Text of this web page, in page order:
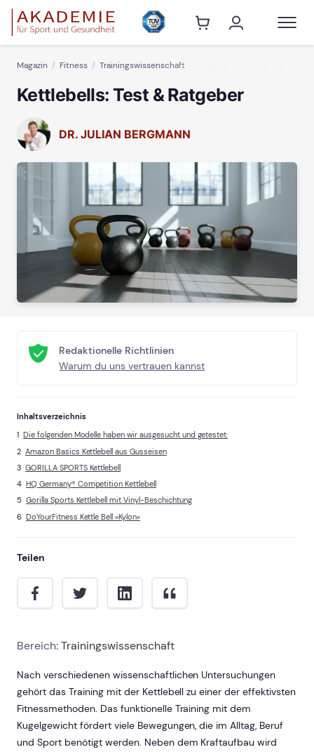
Magazin Fitness Trainingswissenschaft
Kettlebells: Test & Ratgeber
DR. JULIAN BERGMANN
Redaktionelle Richtlinien
Warum du uns vertrauen kannst
Inhaltsverzeichnis
Die folgenden Modelle haben wir ausgesucht und getestet:
Amazon Basics Kettlebell aus Gusseisen
GORILLA SPORTS Kettlebell
HQ Germany® Competition Kettlebell
Gorilla Sports Kettlebell mit Vinyl-Beschichtung
DoYourFitness Kettle Bell »Kylon«
Teilen
Bereich:Trainingswissenschaft
Nach verschiedenen wissenschaftlichen Untersuchungen
gehört das Training mit der Kettlebell zu einer der effektivsten
Fitnessmethoden. Das funktionelle Training mit dem
Kugelgewicht fördert viele Bewegungen, die im Alltag, Beruf
und Sport benötigt werden. Neben dem Kraftaufbau wird